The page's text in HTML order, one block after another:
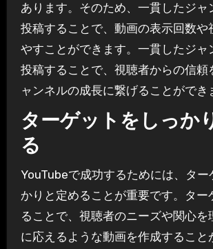
あります。そのため、一貫したジャ
投稿することで、動画の表示回数や
やすことができます。一貫したジャ
投稿することで、視聴者からの信頼
ャンネルの成長に繋げることができ
ターゲットをしっか
る
YouTubeで成功するためには、ター
かりと定めることが重要です。ター
ることで、視聴者のニーズや関心を
に応えるような動画を作成すること